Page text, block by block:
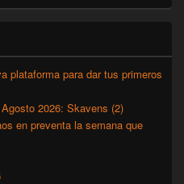
plataforma para dar tus primeros
2026: Skavens (2)
en preventa la semana que